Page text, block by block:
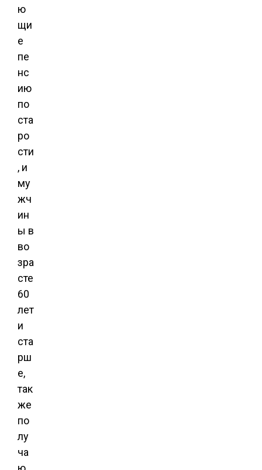
ю
щи
е
пе
нс
ию
по
ста
ро
сти
, и
му
жч
ин
ы в
во
зра
сте
60
лет
и
ста
рш
е,
так
же
по
лу
ча